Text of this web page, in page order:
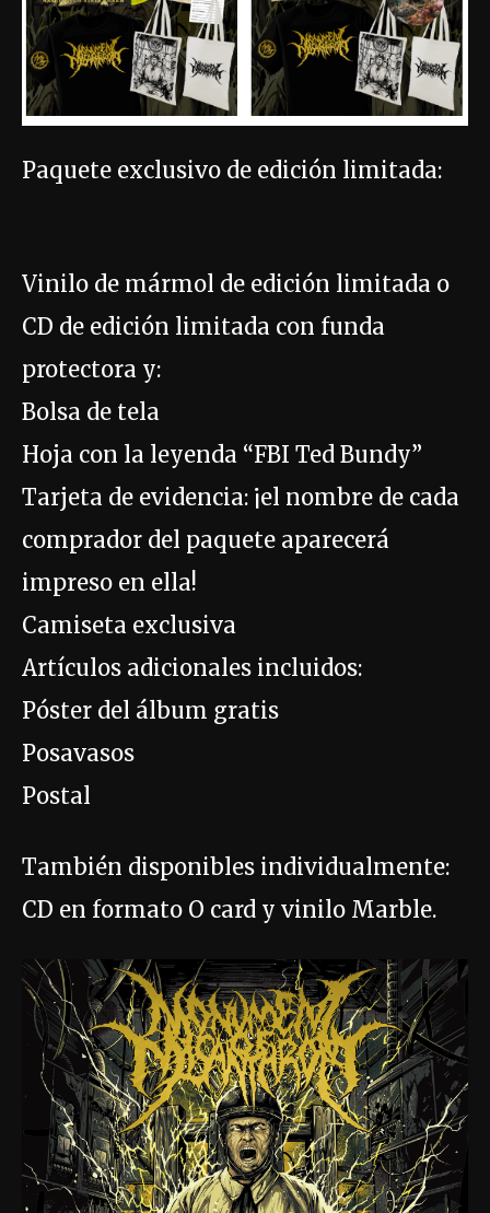
Paquete exclusivo de edición limitada:
Vinilo de mármol de edición limitada o
CD de edición limitada con funda
protectora y:
Bolsa de tela
Hoja con la leyenda “FBI Ted Bundy”
Tarjeta de evidencia: ¡el nombre de cada
comprador del paquete aparecerá
impreso en ella!
Camiseta exclusiva
Artículos adicionales incluidos:
Póster del álbum gratis
Posavasos
Postal
También disponibles individualmente:
CD en formato O card y vinilo Marble.